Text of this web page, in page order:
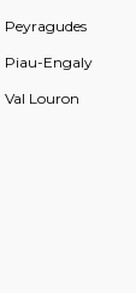
Peyragudes
Piau-Engaly
Val Louron